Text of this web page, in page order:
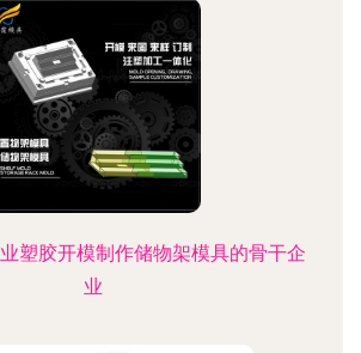
塑胶开模制作储物架模具的骨干企
业